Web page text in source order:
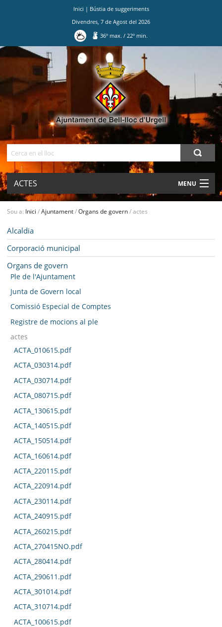
Inici | Bústia de suggeriments
Divendres 7 de Agost del 2026
36º max./ 22º min.
ACTES MENU
MUNICIPI
SEU ELECTRÒNICA
BELL-LLOC SOLUCIONA
Sou a: Inici /Ajuntament/Organs de govern/actes
Alcaldia
Corporació municipal
Organs de govern
Ple de l'Ajuntament
Junta de Govern local
Comissió Especial de Comptes
Registre de mocions al ple
actes
ACTA_010615.pdf
ACTA_030314.pdf
ACTA_030714.pdf
ACTA_080715.pdf
ACTA_130615.pdf
ACTA_140515.pdf
ACTA_150514.pdf
ACTA_160614.pdf
ACTA_220115.pdf
ACTA_220914.pdf
ACTA_230114.pdf
ACTA_240915.pdf
ACTA_260215.pdf
ACTA_270415NO.pdf
ACTA_280414.pdf
ACTA_290611.pdf
ACTA_301014.pdf
ACTA_310714.pdf
ACTA_100615.pdf